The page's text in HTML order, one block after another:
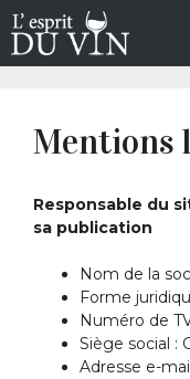
Aller
au
contenu
Mentions
Responsable du
sa publication
Nom de la
Forme
Numéro de
Siège social :
Adresse e-